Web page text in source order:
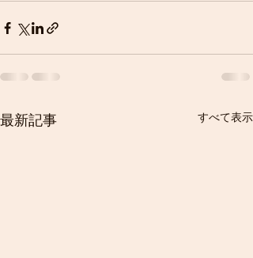
最新記事 すべて表示